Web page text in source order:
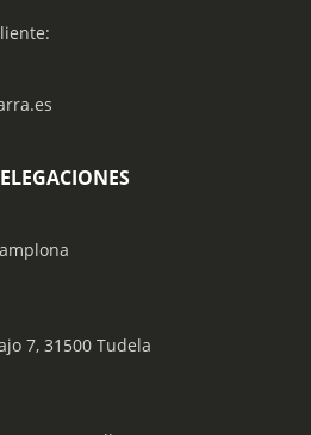
7, 31500 Tudela